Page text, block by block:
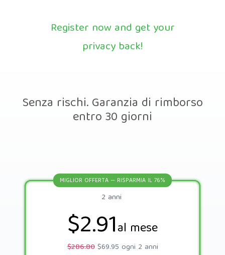
Register now and get your
privacy back!
Senza rischi. Garanzia di rimborso
entro 30 giorni
MIGLIOR OFFERTA — RISPARMIA IL 76%
2 anni
$2.91al mese
$286.80$69.95 ogni 2 anni